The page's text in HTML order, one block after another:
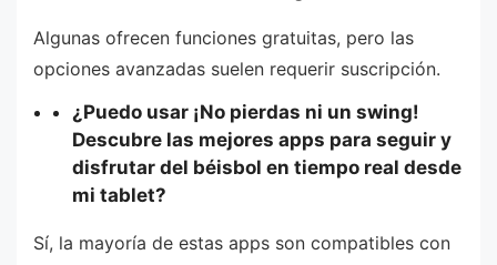
Algunas ofrecen funciones gratuitas, pero las
opciones avanzadas suelen requerir suscripción.
¿Puedo usar ¡No pierdas ni un swing!
Descubre las mejores apps para seguir y
disfrutar del béisbol en tiempo real desde
mi tablet?
Sí, la mayoría de estas apps son compatibles con